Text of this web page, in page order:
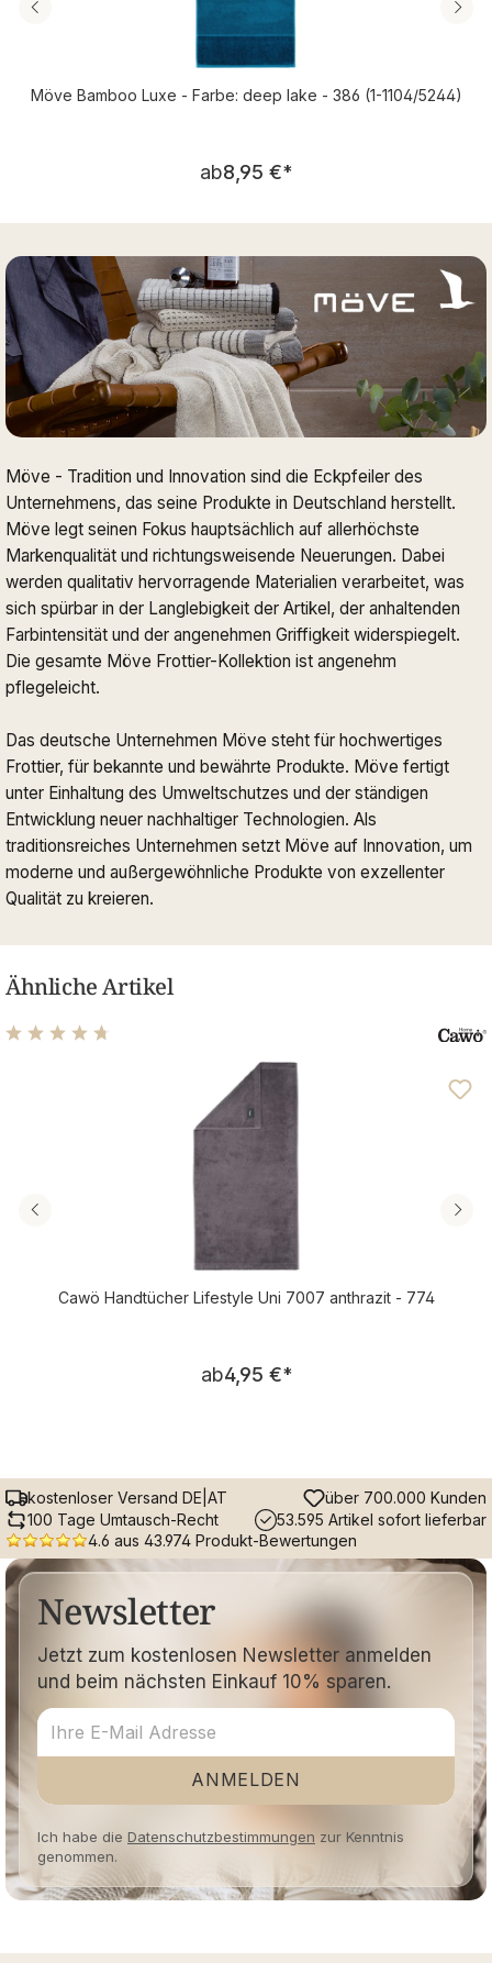
Möve Bamboo Luxe - Farbe: deep lake - 386 (1-1104/5244)
Regulärer Preis:
ab8,95 €*
Möve - Tradition und Innovation sind die Eckpfeiler des
Unternehmens, das seine Produkte in Deutschland herstellt.
Möve legt seinen Fokus hauptsächlich auf allerhöchste
Markenqualität und richtungsweisende Neuerungen. Dabei
werden qualitativ hervorragende Materialien verarbeitet, was
sich spürbar in der Langlebigkeit der Artikel, der anhaltenden
Farbintensität und der angenehmen Griffigkeit widerspiegelt.
Die gesamte Möve Frottier-Kollektion ist angenehm
pflegeleicht.
Das deutsche Unternehmen Möve steht für hochwertiges
Frottier, für bekannte und bewährte Produkte. Möve fertigt
unter Einhaltung des Umweltschutzes und der ständigen
Entwicklung neuer nachhaltiger Technologien. Als
traditionsreiches Unternehmen setzt Möve auf Innovation, um
moderne und außergewöhnliche Produkte von exzellenter
Qualität zu kreieren.
Ähnliche Artikel
Durchschnittliche Bewertung von 4.76 von 5 Sternen
Cawö Handtücher Lifestyle Uni 7007 anthrazit - 774
Regulärer Preis:
ab4,95 €*
kostenloser Versand DE|AT
über 700.000 Kunden
100 Tage Umtausch-Recht
53.595 Artikel sofort lieferbar
4.6 aus 43.974 Produkt-Bewertungen
Newsletter
Jetzt zum kostenlosen Newsletter anmelden
und beim nächsten Einkauf 10% sparen.
ANMELDEN
Ich habe die Datenschutzbestimmungen zur Kenntnis
genommen.